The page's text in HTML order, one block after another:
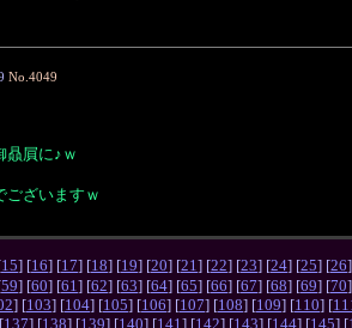
No.4049
屓に♪ｗ
ございますｗ
15] [16] [17] [18] [19] [20] [21] [22] [23] [24] [25] [26
59] [60] [61] [62] [63] [64] [65] [66] [67] [68] [69] [70
] [103] [104] [105] [106] [107] [108] [109] [110] [
137] [138] [139] [140] [141 ] [142] [143] [144] [145] [